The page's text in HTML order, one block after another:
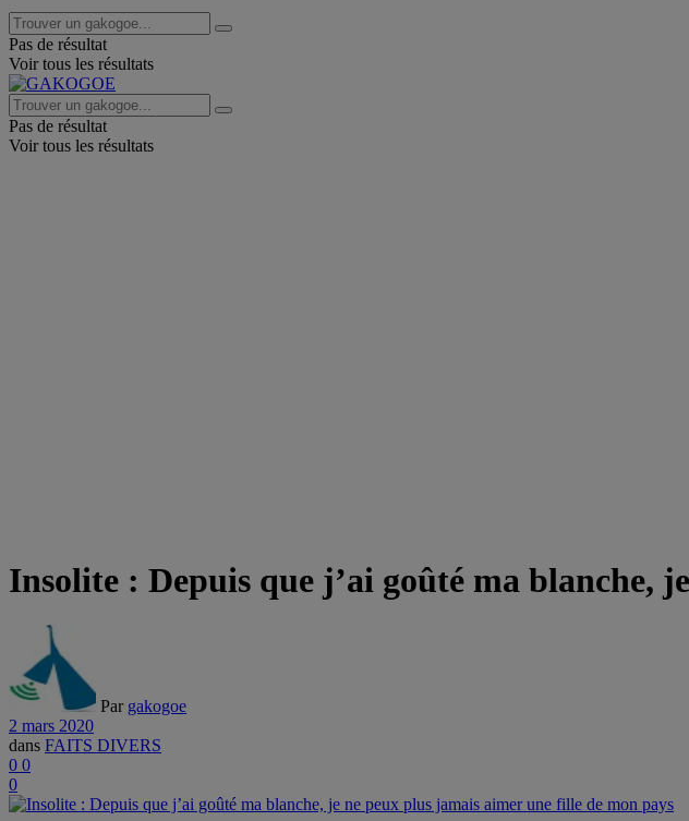
Pas de résultat
Voir tous les résultats
Pas de résultat
Voir tous les résultats
Insolite : Depuis que j’ai goûté ma blanche,
Par gakogoe
2 mars 2020
dans FAITS DIVERS
0 0
0